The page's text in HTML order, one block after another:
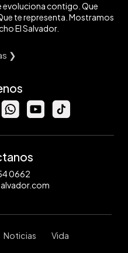
evoluciona contigo. Que
te representa. Mostramos
El Salvador.
❯
0662
Noticias Vida